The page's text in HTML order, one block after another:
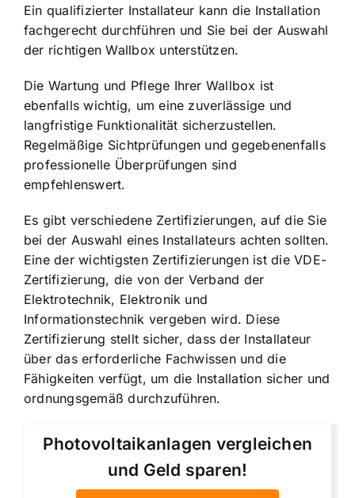
Ein qualifizierter Installateur kann die Installation
fachgerecht durchführen und Sie bei der Auswahl
der richtigen Wallbox unterstützen.
Die Wartung und Pflege Ihrer Wallbox ist
ebenfalls wichtig, um eine zuverlässige und
langfristige Funktionalität sicherzustellen.
Regelmäßige Sichtprüfungen und gegebenenfalls
professionelle Überprüfungen sind
empfehlenswert.
Es gibt verschiedene Zertifizierungen, auf die Sie
bei der Auswahl eines Installateurs achten sollten.
Eine der wichtigsten Zertifizierungen ist die VDE-
Zertifizierung, die von der Verband der
Elektrotechnik, Elektronik und
Informationstechnik vergeben wird. Diese
Zertifizierung stellt sicher, dass der Installateur
über das erforderliche Fachwissen und die
Fähigkeiten verfügt, um die Installation sicher und
ordnungsgemäß durchzuführen.
Photovoltaikanlagen vergleichen
und Geld sparen!